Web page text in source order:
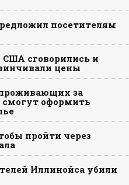
посетителям
США сговорились и
цены
за
смогут оформить
пройти через
Иллинойса убили